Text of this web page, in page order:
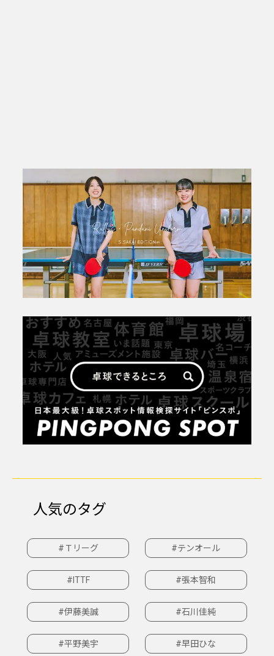
人気のタグ
#Ｔリーグ #テンオール
#ITTF #張本智和
#伊藤美誠 #石川佳純
#平野美宇 #早田ひな